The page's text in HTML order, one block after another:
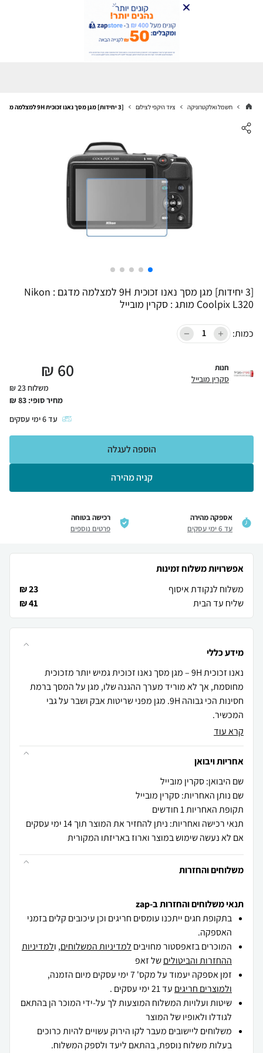
חשמל ואלקטרוניקה ציוד היקפי לצילום [3 יחידות] מגן מסך נאנו זכוכית 9H למצלמה מדגם : Nikon Coolpix L320 מותג : סקרין מובייל
[3 יחידות] מגן מסך נאנו זכוכית 9H למצלמה מדגם : Nikon
Coolpix L320 מותג : סקרין מובייל
כמות:
חנות
סקרין מובייל 60
₪
משלוח 23 ₪
מחיר סופי: 83
₪
עד6ימי עסקים
קניה מהירה
הוספה לעגלה
אספקה מהירה
עד 6 ימי עסקים
רכישה בטוחה
פרטים נוספים
אפשרויות משלוח זמינות
משלוח לנקודת איסוף
23 ₪
שליח עד הבית
41 ₪
מידע כללי
נאנו זכוכית 9H – מגן מסך נאנו זכוכית גמיש יותר מזכוכית
מחוסמת, אך לא מוריד מערך ההגנה שלו, מגן על המסך ברמת
חסינות הכי גבוהה 9H. מגן מפני שריטות אבק ושבר על גבי
המכשיר.
קרא עוד
אחריות ויבואן
שם היבואן: סקרין מובייל
שם נותן האחריות: סקרין מובייל
תקופת האחריות 1 חודשים
תנאי רכישה ואחריות: ניתן להחזיר את המוצר תוך 14 ימי עסקים
אם לא נעשה שימוש במוצר וארוז באריזתו המקורית
משלוחים והחזרות
תנאי משלוחים והחזרות ב-zap
בתקופת חגים ייתכנו עומסים חריגים וכן עיכובים קלים בזמני
האספקה.
המוכרים בזאפסטור מחויבים למדיניות המשלוחים, ולמדיניות
ההחזרות והביטוליםשל זאפ
זמן אספקה יעמוד על מקס' 7 ימי עסקים מיום הזמנה,
ולמוצרים חריגים עד 21 ימי עסקים .
שיטות ועלויות המשלוח המוצעות לך על-ידי המוכר הן בהתאם
לגודלו ולאופיו של המוצר
משלוחים ליישובים מעבר לקו הירוק עשויים להיות כרוכים
בעלות משלוח נוספת, בהתאם ליעד ולספק המשלוח.